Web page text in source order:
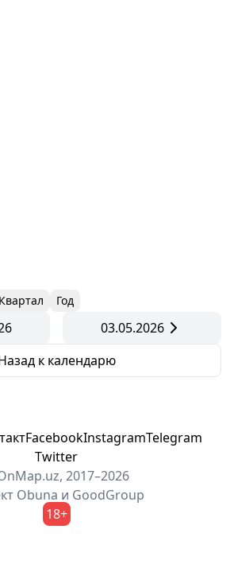
Квартал Год
03.05.2026
к календарю
FacebookInstagramTelegram
Twitter
2017–2026
Obuna и GoodGroup
18+